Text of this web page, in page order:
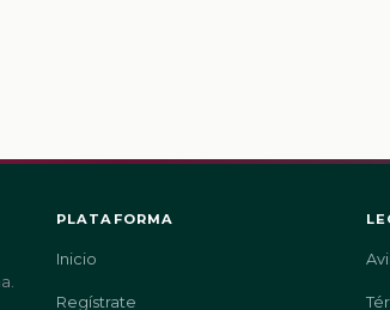
PLATAFORMA
Inicio
Regístrate